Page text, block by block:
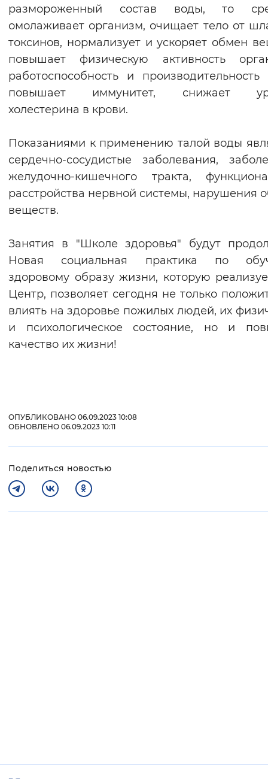
размороженный состав воды, то
омолаживает организм, очищает тело от
токсинов, нормализует и ускоряет обмен
повышает физическую активность
работоспособность и производительность
повышает иммунитет, снижает
холестерина в крови.
Показаниями к применению талой воды
сердечно-сосудистые заболевания,
желудочно-кишечного тракта,
расстройства нервной системы, нарушения
веществ.
Занятия в "Школе здоровья" будут
Новая социальная практика по
здоровому образу жизни, которую
Центр, позволяет сегодня не только
влиять на здоровье пожилых людей, их
и психологическое состояние, но и
качество их жизни!
ОПУБЛИКОВАНО 06.09.2023 10:08
ОБНОВЛЕНО 06.09.2023 10:11
Поделиться новостью